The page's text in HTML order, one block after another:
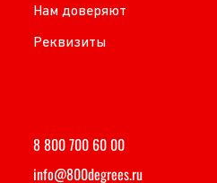
Нам доверяют
Реквизиты
8 800 700 60 00
info@800degrees.ru